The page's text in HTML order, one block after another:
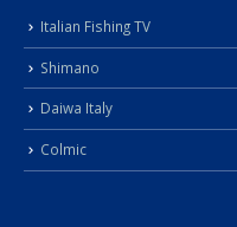
Italian Fishing TV
Shimano
Daiwa Italy
Colmic